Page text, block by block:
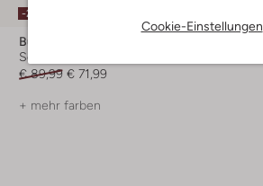
Cookie-Einstellungen
-20%
Bunniesjr
Schnürboots
€ 89,99 € 71,99
+ mehr farben